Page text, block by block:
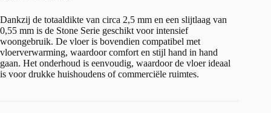
Dankzij de totaaldikte van circa 2,5 mm en een slijtlaag van
0,55 mm is de Stone Serie geschikt voor intensief
woongebruik. De vloer is bovendien compatibel met
vloerverwarming, waardoor comfort en stijl hand in hand
gaan. Het onderhoud is eenvoudig, waardoor de vloer ideaal
is voor drukke huishoudens of commerciële ruimtes.